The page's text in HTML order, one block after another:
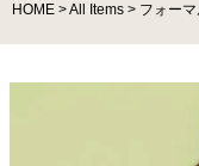
HOME All Items フォー